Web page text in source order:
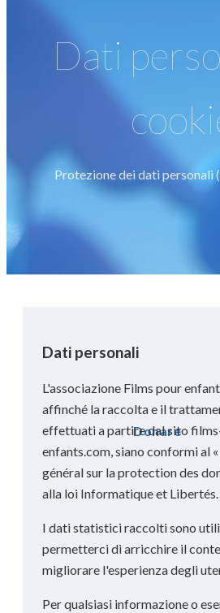
Donare
Dati
Protezione dei dati personali
Dati personali
L'associazione Films pour
affinché la raccolta e il
effettuati a partire dal sito
enfants.com, siano conformi al
général sur la protection des
alla loi Informatique et Libertés.
I dati statistici raccolti sono
permetterci di arricchire il
migliorare l'esperienza degli
Per qualsiasi informazione o